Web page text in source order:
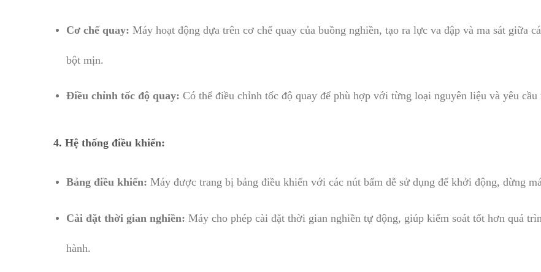
Cơ chế quay: Máy hoạt động dựa trên cơ chế quay của buồng nghiền, tạo ra lực va đập và ma sát giữa
bột mịn.
Điều chỉnh tốc độ quay: Có thể điều chỉnh tốc độ quay để phù hợp với từng loại nguyên liệu và yêu
4. Hệ thống điều khiển:
Bảng điều khiển: Máy được trang bị bảng điều khiển với các nút bấm dễ sử dụng để khởi động, dừng
Cài đặt thời gian nghiền: Máy cho phép cài đặt thời gian nghiền tự động, giúp kiểm soát tốt hơn quá
hành.